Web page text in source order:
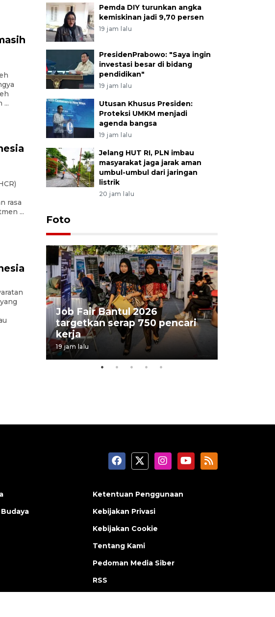
...
rasa
...
Pemda DIY turunkan angka
kemiskinan jadi 9,70 persen
19 jam lalu
PresidenPrabowo: "Saya ingin
investasi besar di bidang
pendidikan"
19 jam lalu
Utusan Khusus Presiden:
Proteksi UMKM menjadi
agenda bangsa
19 jam lalu
Jelang HUT RI, PLN imbau
masyarakat jaga jarak aman
umbul-umbul dari jaringan
listrik
20 jam lalu
Foto
Job Fair Bantul 2026
targetkan serap 750 pencari
kerja
19 jam lalu
Ketentuan Penggunaan
Kebijakan Privasi
Kebijakan Cookie
Tentang Kami
Pedoman Media Siber
RSS